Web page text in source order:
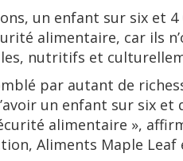
un enfant sur six et 4
alimentaire, car ils
nutritifs et
par autant de
un enfant sur six
alimentaire »,
Aliments Maple